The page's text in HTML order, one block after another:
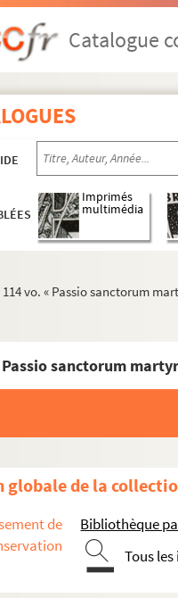
Catalogue
Imprimés
multimédia
114 vo. « Passio sanctorum
globale de la
de
Bibliothèque
Tous
sancti Georgii martyris.
sancti ac beatissimi
sancti Pancracii martiris.
sanctorum martyrum
sanctorum Donatiani et
« Passio sanctorum
sancti Ascle martyris.
sancti Phylemonis.
Passio sanctorum martirum
sanctorum martyrum
sancti Proculi martyris.
sanctae Felicitatis, cum
sancti Apollonaris
sancti Christophori